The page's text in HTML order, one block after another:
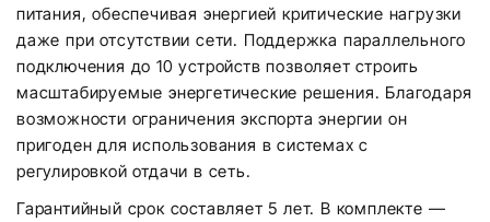
питания, обеспечивая энергией критические нагрузки
даже при отсутствии сети. Поддержка параллельного
подключения до 10 устройств позволяет строить
масштабируемые энергетические решения. Благодаря
возможности ограничения экспорта энергии он
пригоден для использования в системах с
регулировкой отдачи в сеть.
Гарантийный срок составляет 5 лет. В комплекте —